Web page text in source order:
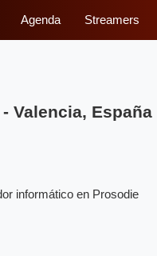
Agenda Streamers
- Valencia, España
informático en Prosodie